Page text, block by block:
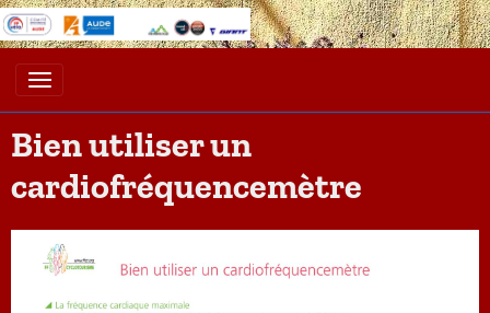
Bien utiliser un
cardiofréquencemètre